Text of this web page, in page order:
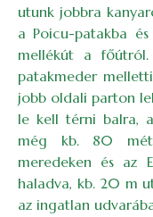
utunk jobbra
a Poicu-patakba
mellékút a
patakmeder
jobb oldali parton
le kell térni balra,
még kb. 80
meredeken és az
haladva, kb. 20 m
az ingatlan